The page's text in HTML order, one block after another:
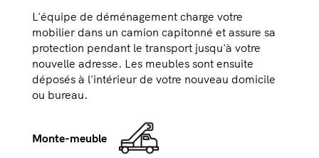
L'équipe de déménagement charge votre
mobilier dans un camion capitonné et assure sa
protection pendant le transport jusqu'à votre
nouvelle adresse. Les meubles sont ensuite
déposés à l'intérieur de votre nouveau domicile
ou bureau.
Monte-meuble